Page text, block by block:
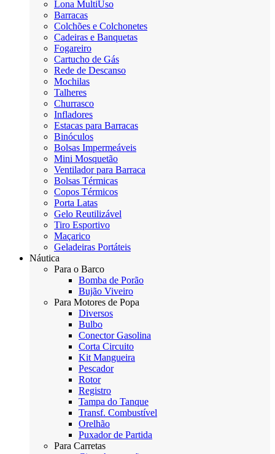
Lona MultiUso
Barracas
Colchões e Colchonetes
Cadeiras e Banquetas
Fogareiro
Cartucho de Gás
Rede de Descanso
Mochilas
Talheres
Churrasco
Infladores
Estacas para Barracas
Binóculos
Bolsas Impermeáveis
Mini Mosquetão
Ventilador para Barraca
Bolsas Térmicas
Copos Térmicos
Porta Latas
Gelo Reutilizável
Tiro Esportivo
Maçarico
Geladeiras Portáteis
Náutica
Para o Barco
Bomba de Porão
Bujão Viveiro
Para Motores de Popa
Diversos
Bulbo
Conector Gasolina
Corta Circuito
Kit Mangueira
Pescador
Rotor
Registro
Tampa do Tanque
Transf. Combustível
Orelhão
Puxador de Partida
Para Carretas